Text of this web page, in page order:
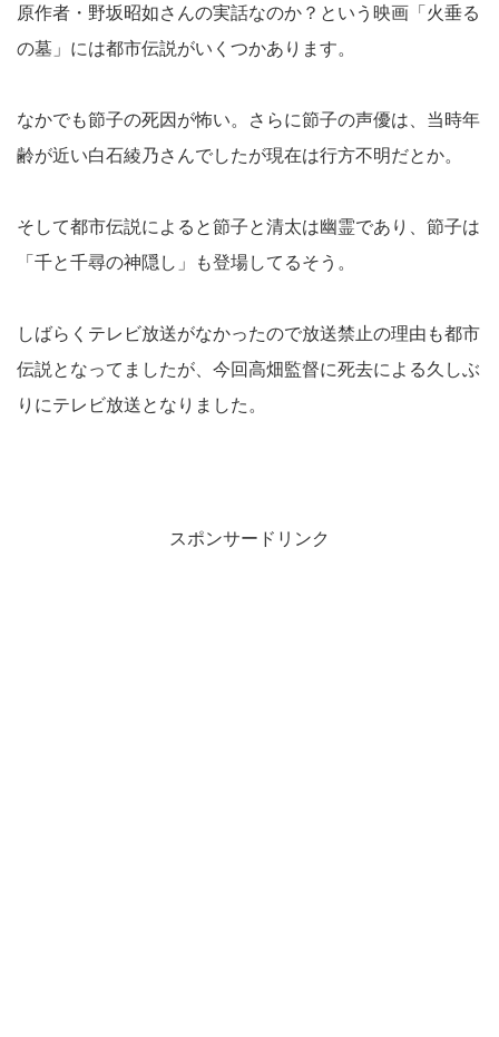
原作者・野坂昭如さんの実話なのか？という映画「火垂る
の墓」には都市伝説がいくつかあります。
なかでも節子の死因が怖い。さらに節子の声優は、当時年
齢が近い白石綾乃さんでしたが現在は行方不明だとか。
そして都市伝説によると節子と清太は幽霊であり、節子は
「千と千尋の神隠し」も登場してるそう。
しばらくテレビ放送がなかったので放送禁止の理由も都市
伝説となってましたが、今回高畑監督に死去による久しぶ
りにテレビ放送となりました。
スポンサードリンク